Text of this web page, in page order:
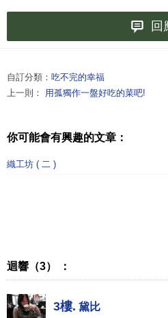
回
自訂分類： 吃不完的幸福
上一則： 用孤獨作一盤好吃的菜吧!
你可能會有興趣的文章：
織工坊 ( 二 )
迴響（3） ：
3樓. 黛比